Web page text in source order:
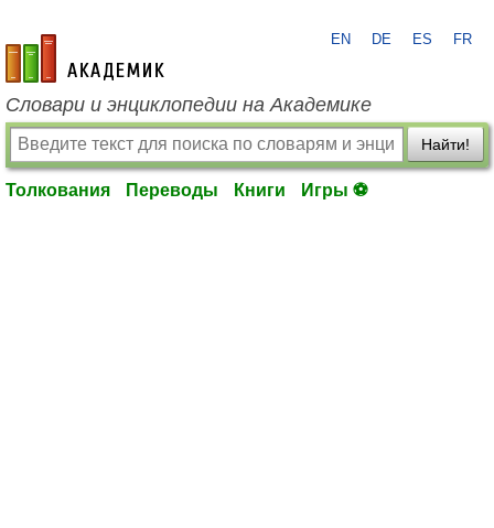
academic.ru
EN DE ES FR
Словари и энциклопедии на Академике
Найти!
Толкования Переводы Книги Игры ⚽